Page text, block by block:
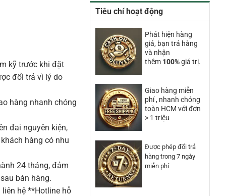
Tiêu chí hoạt động
Phát hiện hàng
giả, bạn trả hàng
và nhận
thêm 100%giá trị.
Giao hàng miễn
phí , nhanh chóng
toàn HCM với đơn
> 1 triệu
Được phép đổi trả
hàng trong 7 ngày
miễn phí
kỹ trước khi đặt
đổi trả vì lý do
hàng nhanh chóng
đai nguyên kiện,
hàng có nhu
24 tháng, đảm
bán hàng.
hệ **Hotline hỗ